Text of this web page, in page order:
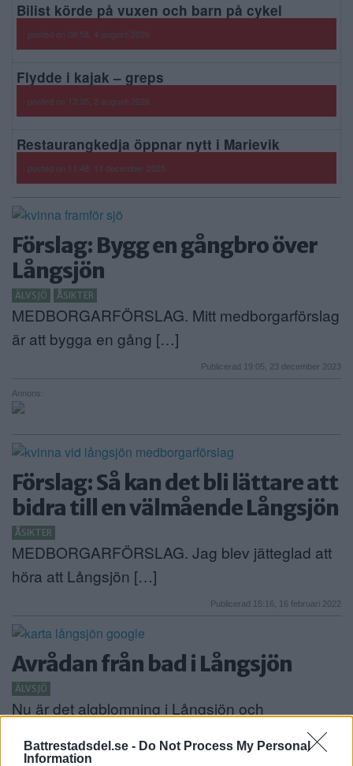
Battrestadsdel.se - Do Not Process My Personal
Information
Bilist körde på vuxen och barn på cykel
posted on 08:58, 4 augusti 2026
Flydde i kajak – greps
posted on 13:35, 2 augusti 2026
Restaurangkedja öppnar nytt i Marievik
posted on 11:48, 11 december 2025
Förslag: Bygg en gångbro över
Långsjön
ÄLVSJÖ ÅSIKTER
MEDBORGARFÖRSLAG. Mitt medborgarförslag
är att bygga en gång […]
Publicerad 19:05, 23 december 2023
Annons:
Förslag: Så kan det bli lättare att
bidra till en välmående Långsjön
ÅSIKTER
MEDBORGARFÖRSLAG. Jag blev jätteglad att
höra att Långsjön […]
Publicerad 15:16, 16 februari 2022
Avrådan från bad i Långsjön
ÄLVSJÖ
Nu är det algblomning i Långsjön och